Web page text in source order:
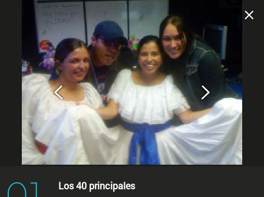
Los 40 principales